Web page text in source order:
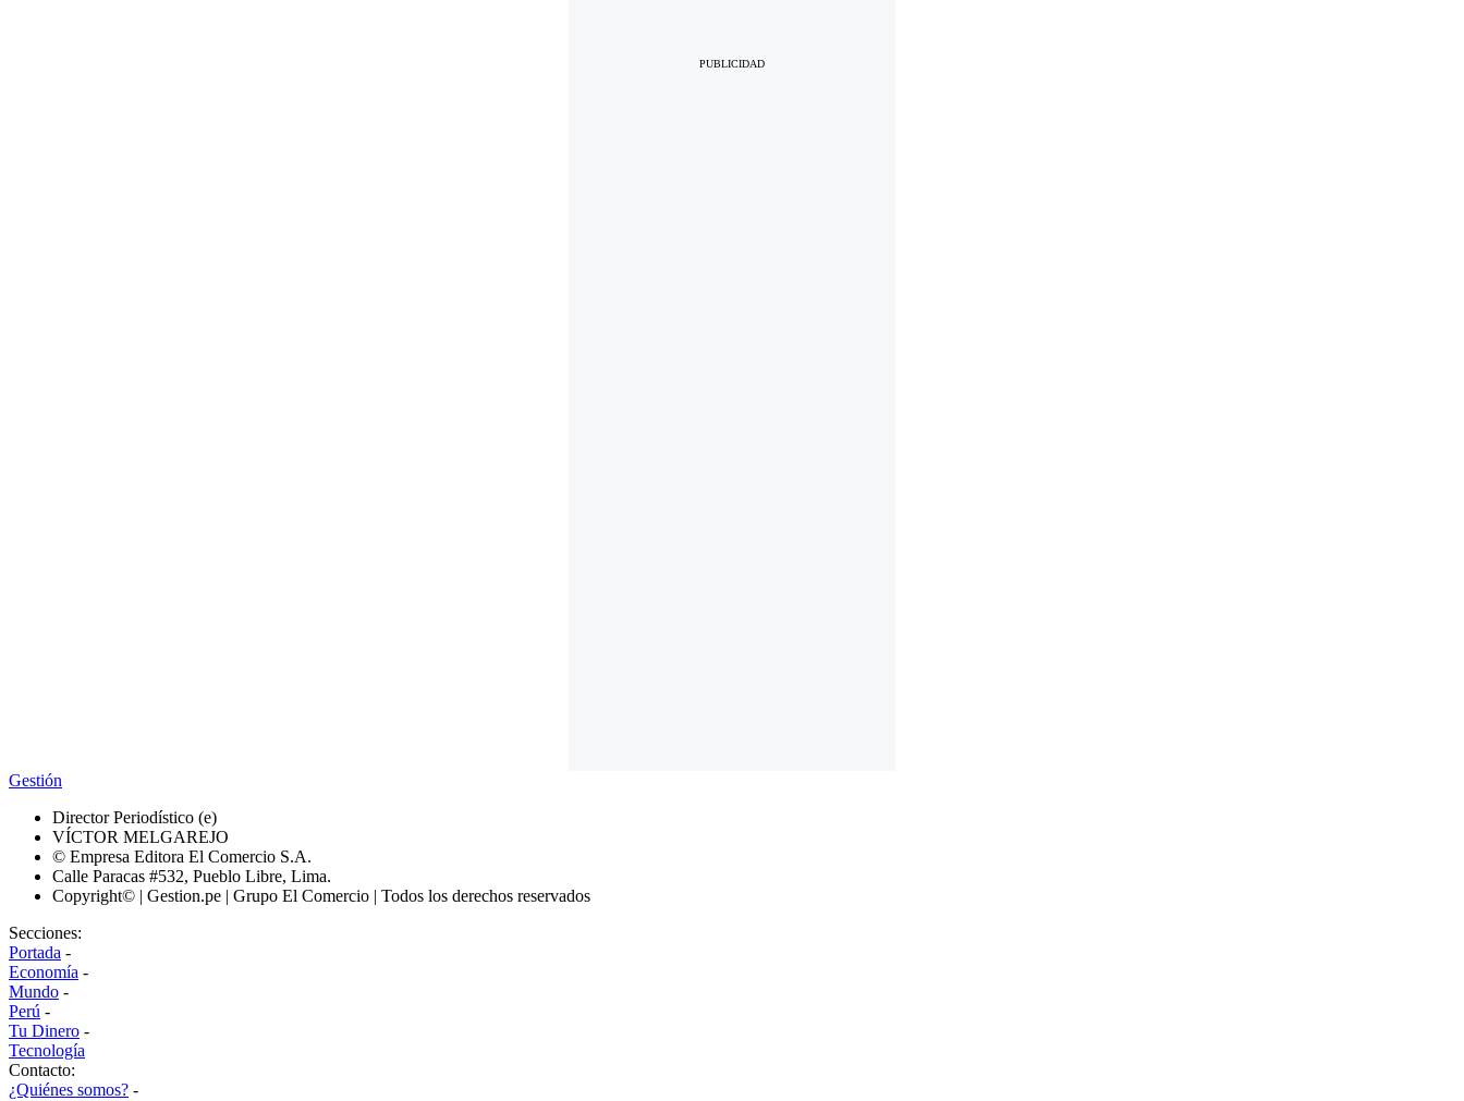
Gestión
Director Periodístico (e)
VÍCTOR MELGAREJO
© Empresa Editora El Comercio S.A.
Calle Paracas #532, Pueblo Libre, Lima.
Copyright© | Gestion.pe | Grupo El Comercio | Todos los derechos reservados
Secciones:
Portada -
Economía -
Mundo -
Perú -
Tu Dinero -
Tecnología
Contacto:
¿Quiénes somos? -